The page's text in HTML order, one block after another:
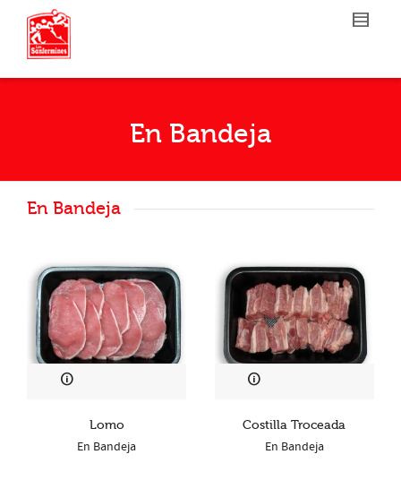
En Bandeja
En Bandeja
Lomo
En Bandeja
Costilla Troceada
En Bandeja